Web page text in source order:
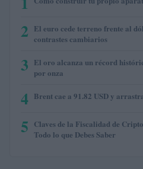
2 El euro cede terreno frente al
contrastes cambiarios
3 El oro alcanza un récord
por onza
4 Brent cae a 91.82 USD y
5 Claves de la Fiscalidad de
Todo lo que Debes Saber